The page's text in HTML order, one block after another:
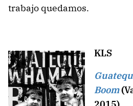
trabajo quedamos.
KLS
Boom